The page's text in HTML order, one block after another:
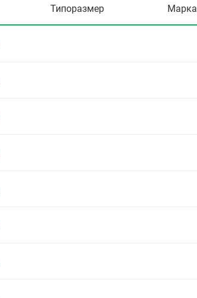
Типоразмер